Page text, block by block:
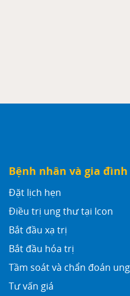
Bệnh nhân và gia đình
Đặt lịch hẹn
Điều trị ung thư tại Icon
Bắt đầu xạ trị
Bắt đầu hóa trị
Tầm soát và chẩn đoán
Tư vấn giá